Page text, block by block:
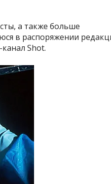
а также больше
в распоряжении
Shot.